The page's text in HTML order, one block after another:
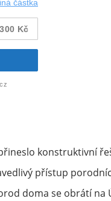
konstruktivní
přístup
doma se obrátí na